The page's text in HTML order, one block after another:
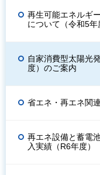
再生可能エネルギ
について（令和5年
自家消費型太陽光
度）のご案内
省エネ・再エネ関
再エネ設備と蓄電
入実績（R6年度）